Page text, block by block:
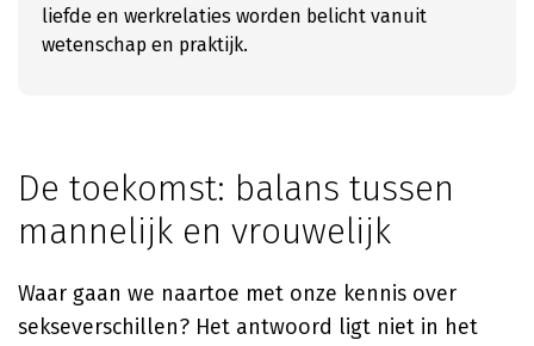
liefde en werkrelaties worden belicht vanuit
wetenschap en praktijk.
De toekomst: balans tussen
mannelijk en vrouwelijk
Waar gaan we naartoe met onze kennis over
sekseverschillen? Het antwoord ligt niet in het